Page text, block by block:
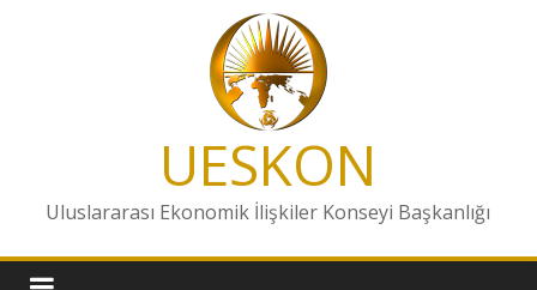
UESKON
Uluslararası Ekonomik İlişkiler Konseyi Başkanlığı